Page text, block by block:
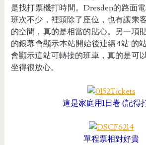
是找打票機打時間。Dresden的路面
班次不少，裡頭除了座位，也有讓乘
的空間，真的是相當的貼心。另一項
的銀幕會顯示本站開始後連續4站 的
會顯示這站可轉接的班車，真的是可
坐得很放心。
這是家庭用1日卷 (記得
單程票相對好貴